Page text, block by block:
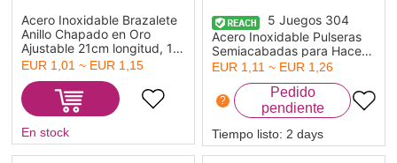
Acero Inoxidable Brazalete
Anillo Chapado en Oro
Ajustable 21cm longitud, 1
Unidad
EUR 1,01 ~ EUR 1,15
En stock
5 Juegos 304
Acero Inoxidable Pulseras
Semiacabadas para Hacer
Joyas Hechas a Mano. Tono
EUR 1,11 ~ EUR 1,26
?
Tiempo listo: 2 days